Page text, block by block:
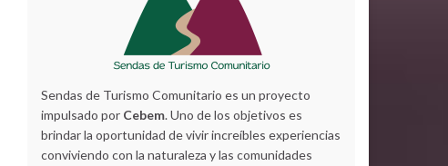
Sendas de Turismo Comunitario es un proyecto
impulsado por Cebem. Uno de los objetivos es
brindar la oportunidad de vivir increíbles experiencias
conviviendo con la naturaleza y las comunidades